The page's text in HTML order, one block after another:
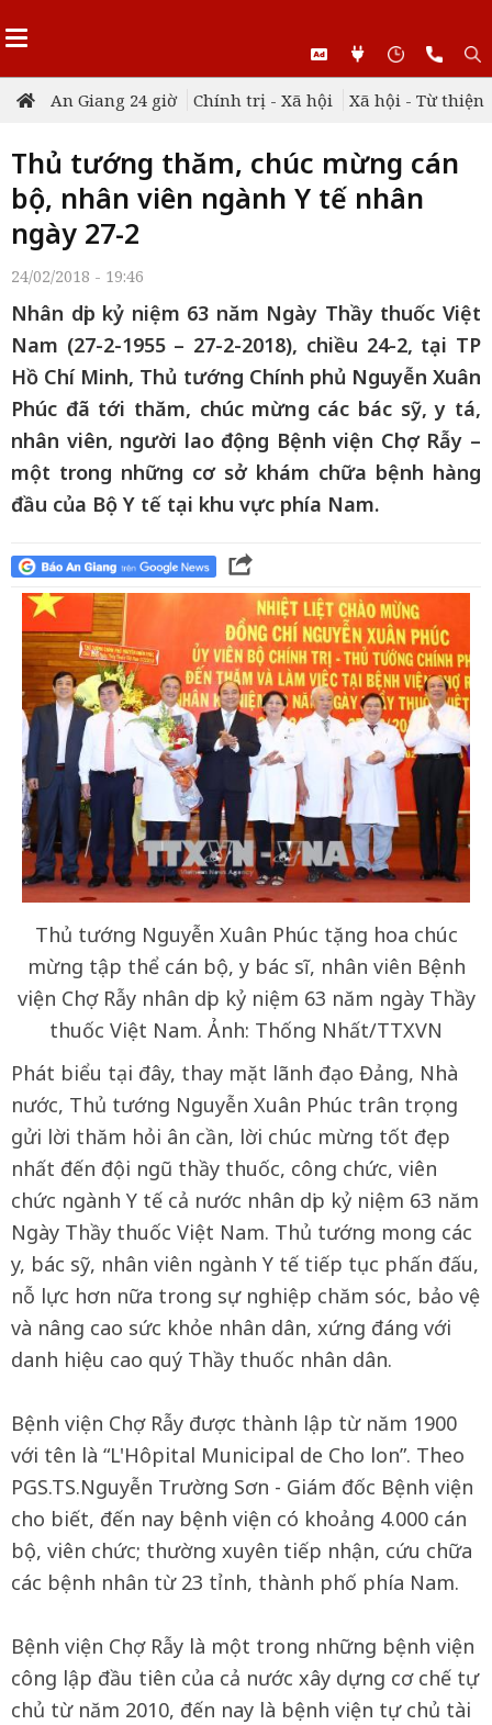
An Giang 24 giờ Chính trị - Xã hội Xã hội - Từ thiện
Thủ tướng thăm, chúc mừng cán
bộ, nhân viên ngành Y tế nhân
ngày 27-2
24/02/2018 - 19:46
Nhân dịp kỷ niệm 63 năm Ngày Thầy thuốc Việt
Nam (27-2-1955 – 27-2-2018), chiều 24-2, tại TP
Hồ Chí Minh, Thủ tướng Chính phủ Nguyễn Xuân
Phúc đã tới thăm, chúc mừng các bác sỹ, y tá,
nhân viên, người lao động Bệnh viện Chợ Rẫy –
một trong những cơ sở khám chữa bệnh hàng
đầu của Bộ Y tế tại khu vực phía Nam.
Thủ tướng Nguyễn Xuân Phúc tặng hoa chúc
mừng tập thể cán bộ, y bác sĩ, nhân viên Bệnh
viện Chợ Rẫy nhân dịp kỷ niệm 63 năm ngày Thầy
thuốc Việt Nam. Ảnh: Thống Nhất/TTXVN
Phát biểu tại đây, thay mặt lãnh đạo Đảng, Nhà
nước, Thủ tướng Nguyễn Xuân Phúc trân trọng
gửi lời thăm hỏi ân cần, lời chúc mừng tốt đẹp
nhất đến đội ngũ thầy thuốc, công chức, viên
chức ngành Y tế cả nước nhân dịp kỷ niệm 63 năm
Ngày Thầy thuốc Việt Nam. Thủ tướng mong các
y, bác sỹ, nhân viên ngành Y tế tiếp tục phấn đấu,
nỗ lực hơn nữa trong sự nghiệp chăm sóc, bảo vệ
và nâng cao sức khỏe nhân dân, xứng đáng với
danh hiệu cao quý Thầy thuốc nhân dân.
Bệnh viện Chợ Rẫy được thành lập từ năm 1900
với tên là “L'Hôpital Municipal de Cho lon”. Theo
PGS.TS.Nguyễn Trường Sơn - Giám đốc Bệnh viện
cho biết, đến nay bệnh viện có khoảng 4.000 cán
bộ, viên chức; thường xuyên tiếp nhận, cứu chữa
các bệnh nhân từ 23 tỉnh, thành phố phía Nam.
Bệnh viện Chợ Rẫy là một trong những bệnh viện
công lập đầu tiên của cả nước xây dựng cơ chế tự
chủ từ năm 2010, đến nay là bệnh viện tự chủ tài